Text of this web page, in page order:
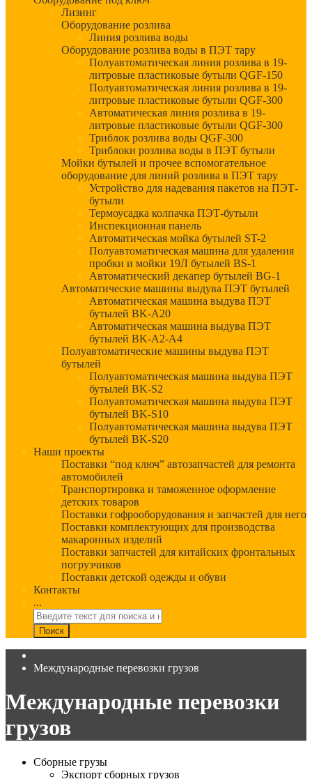
Лизинг
Оборудование розлива
Линия розлива воды
Оборудование розлива воды в ПЭТ тару
Полуавтоматическая линия розлива в 19-
литровые пластиковые бутыли QGF-150
Полуавтоматическая линия розлива в 19-
литровые пластиковые бутыли QGF-300
Автоматическая линия розлива в 19-
литровые пластиковые бутыли QGF-300
Триблок розлива воды QGF-300
Триблоки розлива воды в ПЭТ бутыли
Мойки бутылей и прочее вспомогательное
оборудование для линий розлива в ПЭТ тару
Устройство для надевания пакетов на ПЭТ-
бутыли
Термоусадка колпачка ПЭТ-бутыли
Инспекционная панель
Автоматическая мойка бутылей ST-2
Полуавтоматическая машина для удаления
пробки и мойки 19Л бутылей BS-1
Автоматический декапер бутылей BG-1
Автоматические машины выдува ПЭТ бутылей
Автоматическая машина выдува ПЭТ
бутылей BK-A20
Автоматическая машина выдува ПЭТ
бутылей BK-A2-A4
Полуавтоматические машины выдува ПЭТ
бутылей
Полуавтоматическая машина выдува ПЭТ
бутылей BK-S2
Полуавтоматическая машина выдува ПЭТ
бутылей BK-S10
Полуавтоматическая машина выдува ПЭТ
бутылей BK-S20
Наши проекты
Поставки “под ключ” автозапчастей для ремонта
автомобилей
Транспортировка и таможенное оформление
детских товаров
Поставки гофрооборудования и запчастей для него
Поставки комплектующих для производства
макаронных изделий
Поставки запчастей для китайских фронтальных
погрузчиков
Поставки детской одежды и обуви
Контакты
...
Международные перевозки грузов
Международные перевозки
грузов
Сборные грузы
Экспорт сборных грузов